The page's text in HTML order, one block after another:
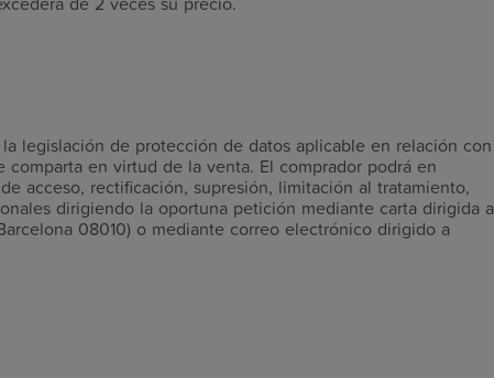
legislación de protección de datos aplicable en relación con
en virtud de la venta. El comprador podrá en
acceso, rectificación, supresión, limitación al tratamiento,
dirigiendo la oportuna petición mediante carta dirigida a
08010) o mediante correo electrónico dirigido a